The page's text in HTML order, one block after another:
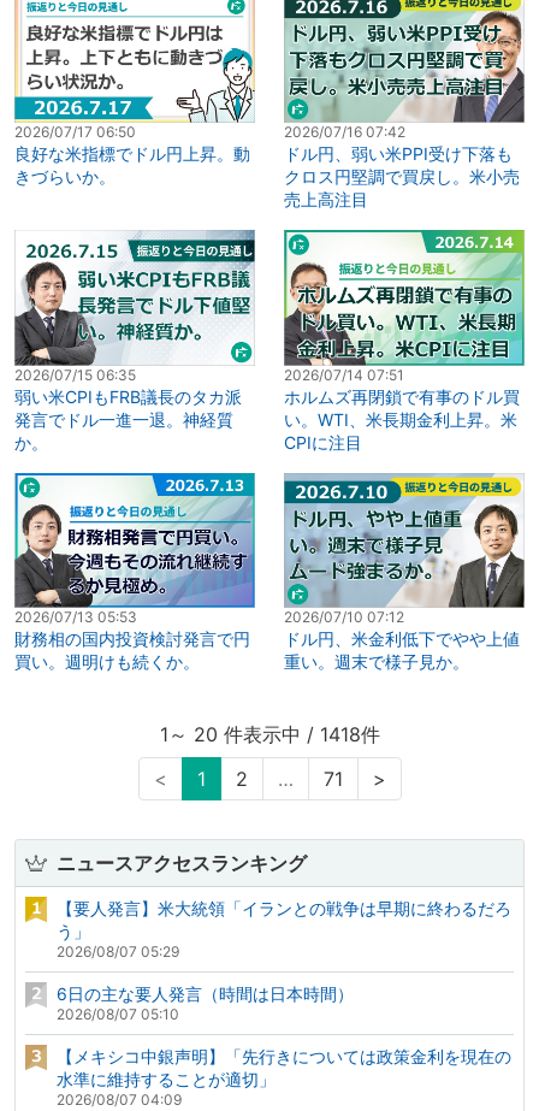
2026/07/17 06:50
良好な米指標でドル円上昇。動
きづらいか。
2026/07/16 07:42
ドル円、弱い米PPI受け下落も
クロス円堅調で買戻し。米小売
売上高注目
2026/07/15 06:35
弱い米CPIもFRB議長のタカ派
発言でドル一進一退。神経質
か。
2026/07/14 07:51
ホルムズ再閉鎖で有事のドル買
い。WTI、米長期金利上昇。米
CPIに注目
2026/07/13 05:53
財務相の国内投資検討発言で円
買い。週明けも続くか。
2026/07/10 07:12
ドル円、米金利低下でやや上値
重い。週末で様子見か。
1～ 20 件表示中 / 1418件
<
1 2 … 71 >
ニュースアクセスランキング
【要人発言】米大統領「イランとの戦争は早期に終わるだろ
う」
2026/08/07 05:29
6日の主な要人発言（時間は日本時間）
2026/08/07 05:10
【メキシコ中銀声明】「先行きについては政策金利を現在の
水準に維持することが適切」
2026/08/07 04:09